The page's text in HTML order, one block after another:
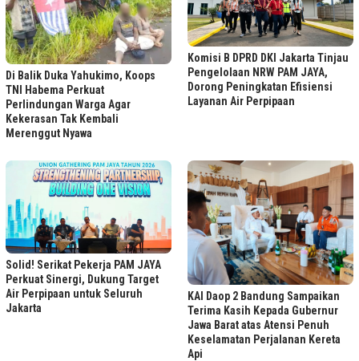
Di Balik Duka Yahukimo, Koops
TNI Habema Perkuat
Perlindungan Warga Agar
Kekerasan Tak Kembali
Merenggut Nyawa
Komisi B DPRD DKI Jakarta Tinjau
Pengelolaan NRW PAM JAYA,
Dorong Peningkatan Efisiensi
Layanan Air Perpipaan
Solid! Serikat Pekerja PAM JAYA
Perkuat Sinergi, Dukung Target
Air Perpipaan untuk Seluruh
Jakarta
KAI Daop 2 Bandung Sampaikan
Terima Kasih Kepada Gubernur
Jawa Barat atas Atensi Penuh
Keselamatan Perjalanan Kereta
Api